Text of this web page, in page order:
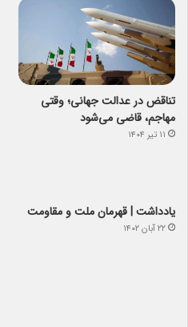
تناقض در عدالت جهانی؛ وقتی
مهاجم، قاضی می‌شود
۱۱ تیر ۱۴۰۴
یادداشت | قهرمان ملت و مقاومت
۲۲ آبان ۱۴۰۲